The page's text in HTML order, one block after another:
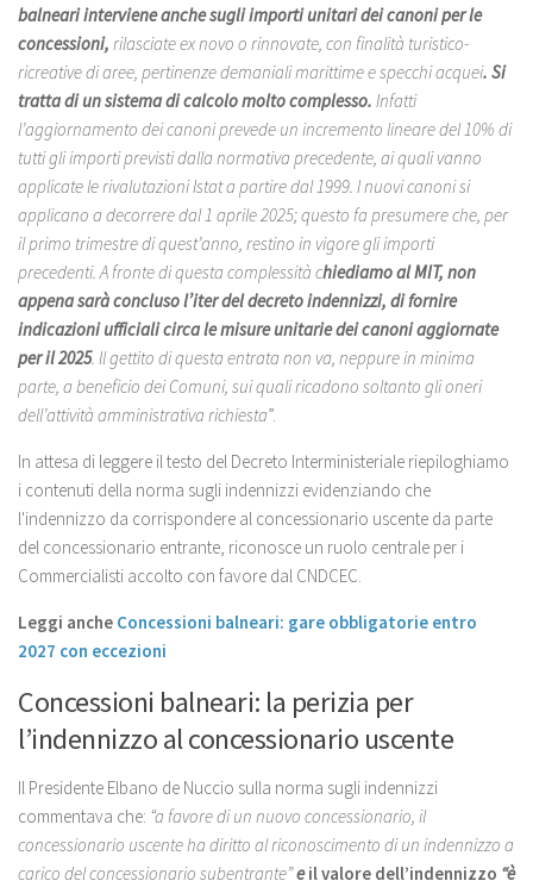
balneari interviene anche sugli importi unitari dei canoni per le
concessioni, rilasciate ex novo o rinnovate, con finalità turistico-
ricreative di aree, pertinenze demaniali marittime e specchi acquei. Si
tratta di un sistema di calcolo molto complesso. Infatti
l’aggiornamento dei canoni prevede un incremento lineare del 10% di
tutti gli importi previsti dalla normativa precedente, ai quali vanno
applicate le rivalutazioni Istat a partire dal 1999. I nuovi canoni si
applicano a decorrere dal 1 aprile 2025; questo fa presumere che, per
il primo trimestre di quest’anno, restino in vigore gli importi
precedenti. A fronte di questa complessità chiediamo al MIT, non
appena sarà concluso l’iter del decreto indennizzi, di fornire
indicazioni ufficiali circa le misure unitarie dei canoni aggiornate
per il 2025. Il gettito di questa entrata non va, neppure in minima
parte, a beneficio dei Comuni, sui quali ricadono soltanto gli oneri
dell’attività amministrativa richiesta”.
In attesa di leggere il testo del Decreto Interministeriale riepiloghiamo
i contenuti della norma sugli indennizzi evidenziando che
l'indennizzo da corrispondere al concessionario uscente da parte
del concessionario entrante, riconosce un ruolo centrale per i
Commercialisti accolto con favore dal CNDCEC.
Leggi anche Concessioni balneari: gare obbligatorie entro
2027 con eccezioni
Concessioni balneari: la perizia per
l’indennizzo al concessionario uscente
Il Presidente Elbano de Nuccio sulla norma sugli indennizzi
commentava che: “a favore di un nuovo concessionario, il
concessionario uscente ha diritto al riconoscimento di un indennizzo a
carico del concessionario subentrante”eil valore dell’indennizzo “è